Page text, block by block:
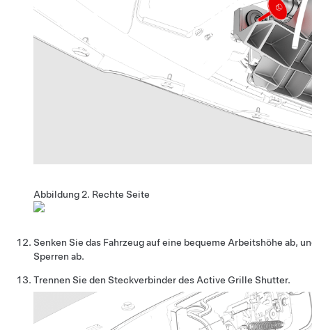
Abbildung 2. Rechte Seite
Senken Sie das Fahrzeug auf eine bequeme Arbeitshöhe ab,
Sperren ab.
Trennen Sie den Steckverbinder des Active Grille Shutter.